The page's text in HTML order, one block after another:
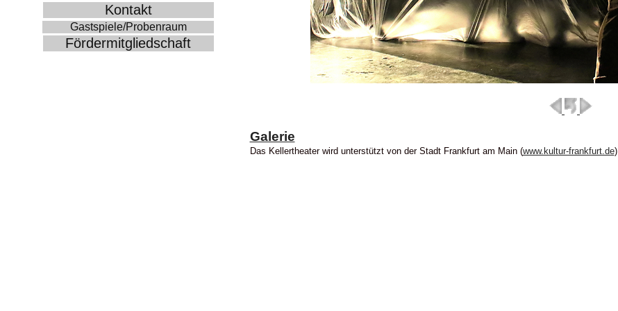
Kontakt
Gastspiele/Probenraum
Fördermitgliedschaft
Galerie
Das Kellertheater wird unterstützt von der Stadt Frankfurt am Main (www.kultur-frankfurt.de)